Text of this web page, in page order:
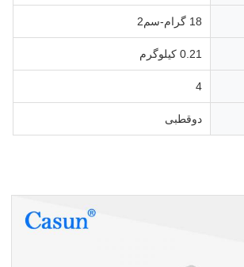
18 گرام-سم2
0.21 کیلوگرم
4
دوقطبی